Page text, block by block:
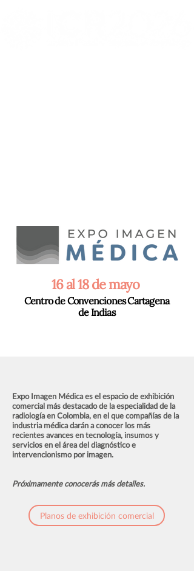
16 al 18 de mayo
Centro de Convenciones Cartagena
de Indias
Expo Imagen Médica es el espacio de exhibición
comercial más destacado de la especialidad de la
radiología en Colombia, en el que compañías de la
industria médica darán a conocer los más
recientes avances en tecnología, insumos y
servicios en el área del diagnóstico e
intervencionismo por imagen.
Próximamente conocerás más detalles.
Planos de exhibición comercial